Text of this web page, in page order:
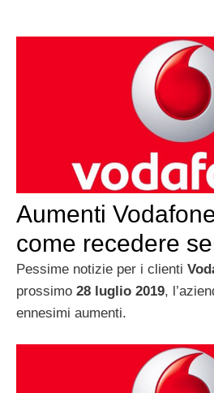
Aumenti
come recedere
Pessime notizie per i clienti
prossimo 28 luglio 2019,
ennesimi aumenti.